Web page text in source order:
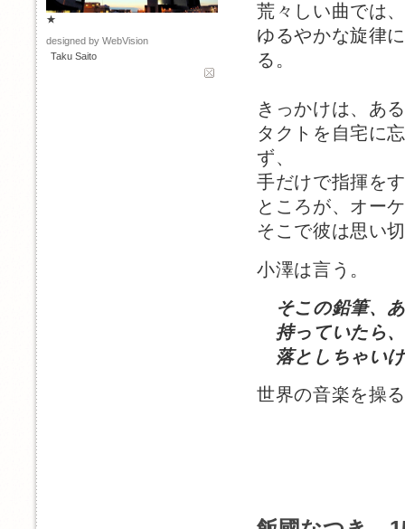
荒々しい曲では
ゆるやかな旋律
る。
きっかけは、あ
タクトを自宅に
ず、
手だけで指揮を
ところが、オー
そこで彼は思い
小澤は言う。
そこの鉛筆、
持っていたら
落としちゃい
世界の音楽を操
★
designed by WebVision
Taku Saito